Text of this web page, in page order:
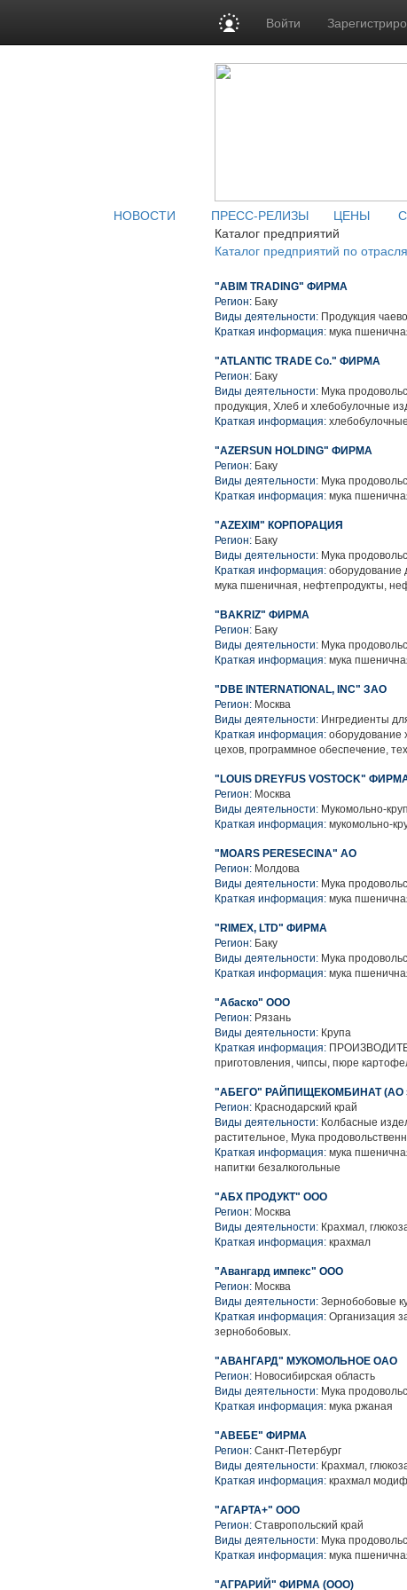
Войти
НОВОСТИ ПРЕСС-РЕЛИЗЫ ЦЕНЫ
Каталог предприятий
Каталог предприятий по
"ABIM TRADING" ФИРМА
Регион: Баку
Виды деятельности: Продукция
Краткая информация: мука
"ATLANTIC TRADE Co." ФИРМА
Регион: Баку
Виды деятельности: Мука
продукция, Хлеб и хлебобулочные
Краткая информация:
"AZERSUN HOLDING" ФИРМА
Регион: Баку
Виды деятельности: Мука
Краткая информация: мука
"AZEXIM" КОРПОРАЦИЯ
Регион: Баку
Виды деятельности: Мука
Краткая информация: оборудование
мука пшеничная, нефтепродукты,
"BAKRIZ" ФИРМА
Регион: Баку
Виды деятельности: Мука
Краткая информация: мука
"DBE INTERNATIONAL, INC" ЗАО
Регион: Москва
Виды деятельности: Ингредиенты
Краткая информация: оборудование
цехов, программное обеспечение,
"LOUIS DREYFUS VOSTOCK"
Регион: Москва
Виды деятельности: Мукомольно-
Краткая информация: мукомольно-
"MOARS PERESECINA" АО
Регион: Молдова
Виды деятельности: Мука
Краткая информация: мука
"RIMEX, LTD" ФИРМА
Регион: Баку
Виды деятельности: Мука
Краткая информация: мука
"Абаско" ООО
Регион: Рязань
Виды деятельности: Крупа
Краткая информация:
приготовления, чипсы, пюре
"АБЕГО" РАЙПИЩЕКОМБИНАТ (АО
Регион: Краснодарский край
Виды деятельности: Колбасные
растительное, Мука
Краткая информация: мука
напитки безалкогольные
"АБХ ПРОДУКТ" ООО
Регион: Москва
Виды деятельности: Крахмал,
Краткая информация: крахмал
"Авангард импекс" ООО
Регион: Москва
Виды деятельности: Зернобобовые
Краткая информация: Организация
зернобобовых.
"АВАНГАРД" МУКОМОЛЬНОЕ ОАО
Регион: Новосибирская область
Виды деятельности: Мука
Краткая информация: мука ржаная
"АВЕБЕ" ФИРМА
Регион: Санкт-Петербург
Виды деятельности: Крахмал,
Краткая информация: крахмал
"АГАРТА+" ООО
Регион: Ставропольский край
Виды деятельности: Мука
Краткая информация: мука
"АГРАРИЙ" ФИРМА (ООО)